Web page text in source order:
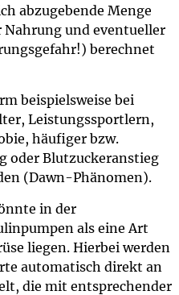
abzugebende Menge
und eventueller
berechnet
beispielsweise bei
Leistungssportlern,
häufiger bzw.
oder Blutzuckeranstieg
(Dawn-Phänomen).
in der
als eine Art
liegen. Hierbei werden
automatisch direkt an
die mit entsprechender